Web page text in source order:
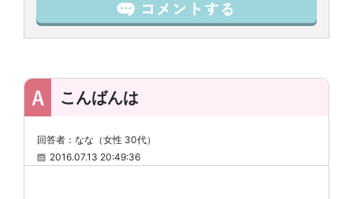
こんばんは
回答者：なな（女性 30代）
2016.07.13 20:49:36